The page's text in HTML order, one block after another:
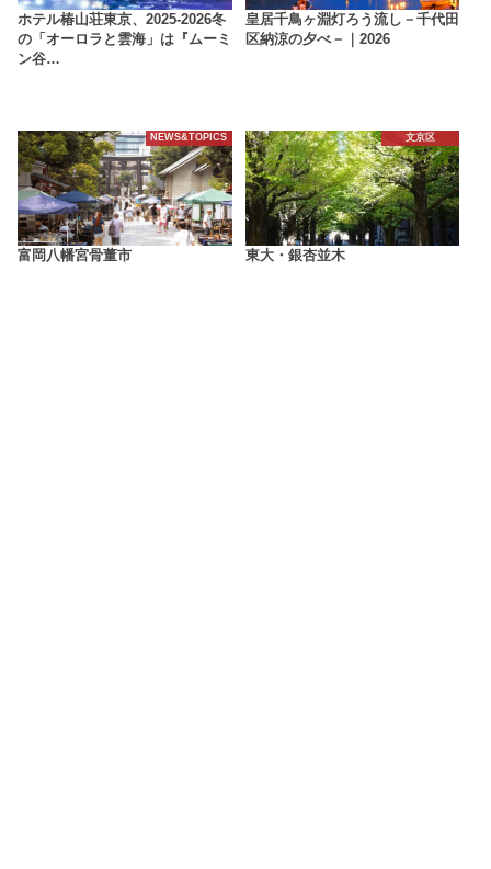
ホテル椿山荘東京、2025-2026冬
の「オーロラと雲海」は『ムーミ
ン谷…
皇居千鳥ヶ淵灯ろう流し－千代田
区納涼の夕べ－｜2026
NEWS&TOPICS
富岡八幡宮骨董市
文京区
東大・銀杏並木